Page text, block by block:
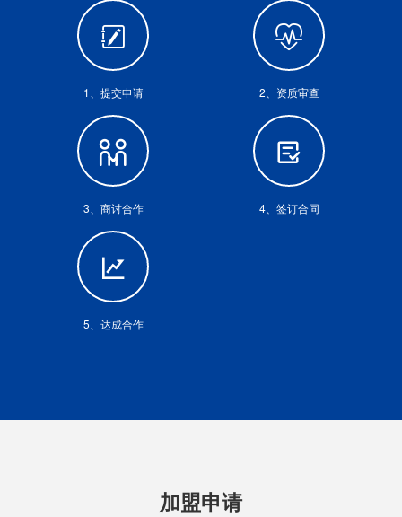
1、提交申请 2、资质审查
3、商讨合作 4、签订合同
5、达成合作
加盟申请